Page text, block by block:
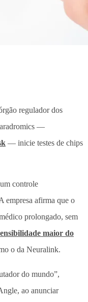
regulador dos
—
— inicie testes de chips
controle
empresa afirma que o
prolongado, sem
maior do
o da Neuralink.
do mundo”,
ao anunciar